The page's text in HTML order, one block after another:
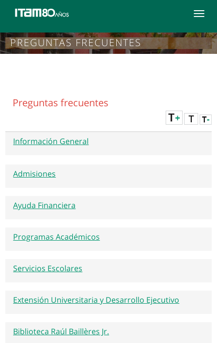
Toggle
PREGUNTAS FRECUENTES
Preguntas frecuentes
Información General
Admisiones
Ayuda Financiera
Programas Académicos
Servicios Escolares
Extensión Universitaria y Desarrollo Ejecutivo
Biblioteca Raúl Baillères Jr.